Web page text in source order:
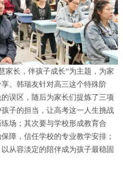
长，伴孩子成长”为主题，为家
。韩瑞友针对高三这个特殊阶
误区，随后为家长们提炼了三项
子的担当，让高考这一人生挑战
场；其次要与学校形成教育合
障，信任学校的专业教学安排；
从容淡定的陪伴成为孩子最稳固